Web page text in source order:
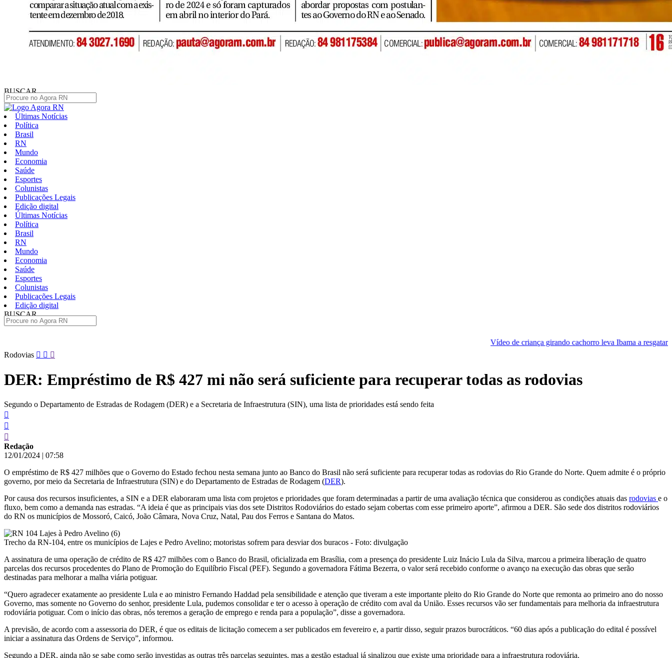
BUSCAR
Últimas Notícias
Política
Brasil
RN
Mundo
Economia
Saúde
Esportes
Colunistas
Publicações Legais
Edição digital
Últimas Notícias
Política
Brasil
RN
Mundo
Economia
Saúde
Esportes
Colunistas
Publicações Legais
Edição digital
BUSCAR
Vídeo de criança girando cachorro leva Ibama a resgatar animal
Pular
conteúdo
Rodovias
DER: Empréstimo de R$ 427 mi não será suficiente para recuperar todas as rodovias
Segundo o Departamento de Estradas de Rodagem (DER) e a Secretaria de Infraestrutura (SIN), uma lista de prioridades está sendo feita
Redação
12/01/2024 | 07:58
O empréstimo de R$ 427 milhões que o Governo do Estado fechou nesta semana junto ao Banco do Brasil não será suficiente para recuperar todas as rodovias do Rio Grande do Norte. Quem admite é o próprio
governo, por meio da Secretaria de Infraestrutura (SIN) e do Departamento de Estradas de Rodagem (DER).
Por causa dos recursos insuficientes, a SIN e a DER elaboraram uma lista com projetos e prioridades que foram determinadas a partir de uma avaliação técnica que considerou as condições atuais das rodovias e o
fluxo, bem como a demanda nas estradas. “A ideia é que as principais vias dos sete Distritos Rodoviários do estado sejam cobertas com esse primeiro aporte”, afirmou a DER. São sede dos distritos rodoviários
do RN os municípios de Mossoró, Caicó, João Câmara, Nova Cruz, Natal, Pau dos Ferros e Santana do Matos.
Trecho da RN-104, entre os municípios de Lajes e Pedro Avelino; motoristas sofrem para desviar dos buracos - Foto: divulgação
A assinatura de uma operação de crédito de R$ 427 milhões com o Banco do Brasil, oficializada em Brasília, com a presença do presidente Luiz Inácio Lula da Silva, marcou a primeira liberação de quatro
parcelas dos recursos procedentes do Plano de Promoção do Equilíbrio Fiscal (PEF). Segundo a governadora Fátima Bezerra, o valor será recebido conforme o avanço na execução das obras que serão
destinadas para melhorar a malha viária potiguar.
“Quero agradecer exatamente ao presidente Lula e ao ministro Fernando Haddad pela sensibilidade e atenção que tiveram a este importante pleito do Rio Grande do Norte que remonta ao primeiro ano do nosso
Governo, mas somente no Governo do senhor, presidente Lula, pudemos consolidar e ter o acesso à operação de crédito com aval da União. Esses recursos vão ser fundamentais para melhoria da infraestrutura
rodoviária potiguar. Com o início das obras, nós teremos a geração de emprego e renda para a população”, disse a governadora.
A previsão, de acordo com a assessoria do DER, é que os editais de licitação comecem a ser publicados em fevereiro e, a partir disso, seguir prazos burocráticos. “60 dias após a publicação do edital é possível
iniciar a assinatura das Ordens de Serviço”, informou.
Segundo a DER, ainda não se sabe como serão investidas as outras três parcelas seguintes, mas a gestão estadual já sinalizou que existe uma prioridade para a infraestrutura rodoviária.